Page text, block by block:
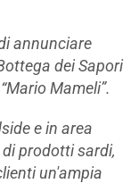
annunciare
dei Sapori
Mameli”.
e in area
prodotti sardi,
un'ampia